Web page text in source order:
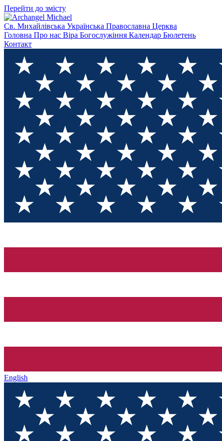
Перейти до змісту
Св. Михайлівська Українська Православна Церква
Головна Про нас Віра Богослужіння Календар Бюлетень
Контакт
English